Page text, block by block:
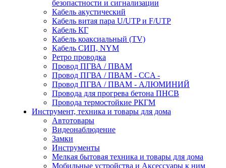
безопастности и сигнализации
Кабель акустический
Кабель витая пара U/UTP и F/UTP
Кабель КГ
Кабель коаксиальный (TV)
Кабель СИП, NYM
Ретро проводка
Провод ПГВА / ПВАМ
Провод ПГВА / ПВАМ - CCA -
Провод ПГВА / ПВАМ - АЛЮМИНИЙ
Провода для прогрева бетона ПНСВ
Провода термостойкие РКГМ
Инструмент, техника и товары для дома
Автотовары
Видеонаблюдение
Замки
Инструменты
Мелкая бытовая техника и товары для дома
Мобильные устройства и Аксессуары к ним